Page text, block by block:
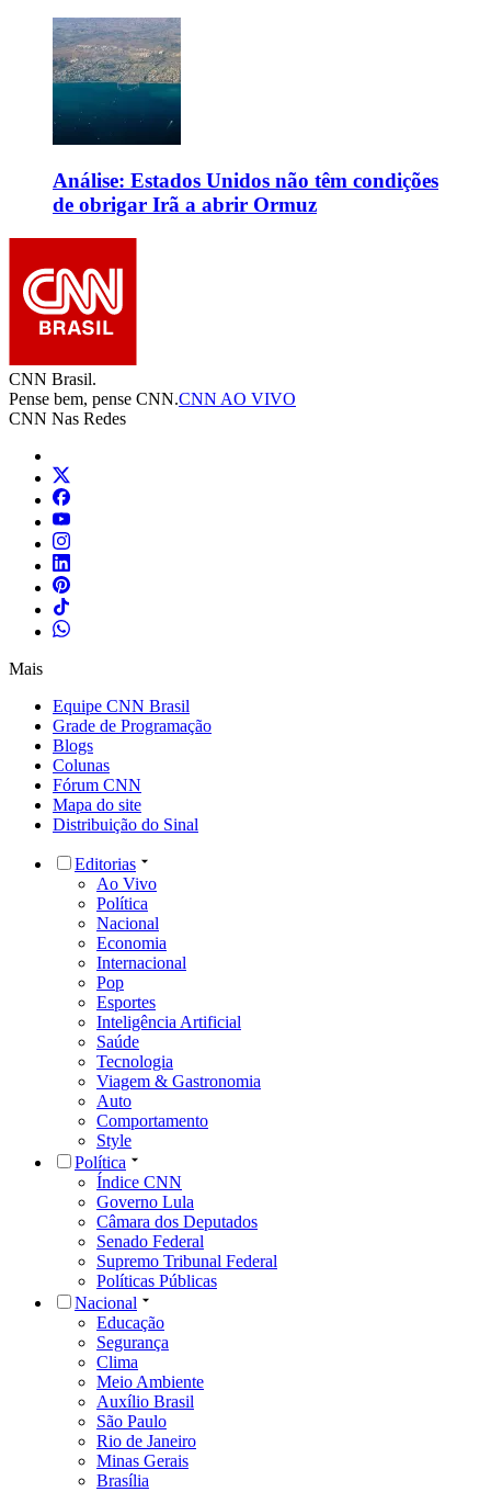
Análise: Estados Unidos não têm condições
de obrigar Irã a abrir Ormuz
CNN Brasil.
Pense bem, pense CNN.CNN AO VIVO
CNN Nas Redes
Mais
Equipe CNN Brasil
Grade de Programação
Blogs
Colunas
Fórum CNN
Mapa do site
Distribuição do Sinal
Editorias
Ao Vivo
Política
Nacional
Economia
Internacional
Pop
Esportes
Inteligência Artificial
Saúde
Tecnologia
Viagem & Gastronomia
Auto
Comportamento
Style
Política
Índice CNN
Governo Lula
Câmara dos Deputados
Senado Federal
Supremo Tribunal Federal
Políticas Públicas
Nacional
Educação
Segurança
Clima
Meio Ambiente
Auxílio Brasil
São Paulo
Rio de Janeiro
Minas Gerais
Brasília